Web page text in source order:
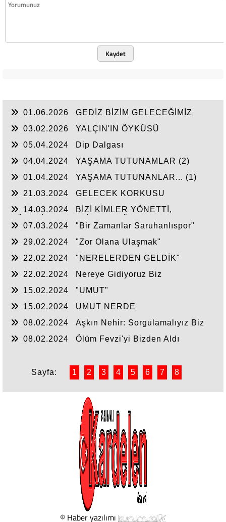
Kaydet
01.06.2026
GEDİZ BİZİM GELECEĞİMİZ
03.02.2026
YALÇIN'IN ÖYKÜSÜ
05.04.2024
Dip Dalgası
04.04.2024
YAŞAMA TUTUNAMLAR (2)
01.04.2024
YAŞAMA TUTUNANLAR... (1)
21.03.2024
GELECEK KORKUSU
14.03.2024
BİZİ KİMLER YÖNETTİ,
07.03.2024
"Bir Zamanlar Saruhanlıspor"
29.02.2024
"Zor Olana Ulaşmak"
22.02.2024
"NERELERDEN GELDİK"
22.02.2024
Nereye Gidiyoruz Biz
15.02.2024
"UMUT"
15.02.2024
UMUT NERDE
08.02.2024
Aşkın Nehir: Sorgulamalıyız Biz
08.02.2024
Ölüm Fevzi'yi Bizden Aldı
Sayfa: 1 2 3 4 5 6 7 8
© Haber yazılımı